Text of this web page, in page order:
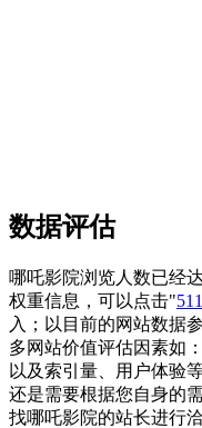
数据评估
哪吒影院浏览人数已经
权重信息，可以点击"
入；以目前的网站数据
多网站价值评估因素如
以及索引量、用户体验
还是需要根据您自身的
找哪吒影院的站长进行